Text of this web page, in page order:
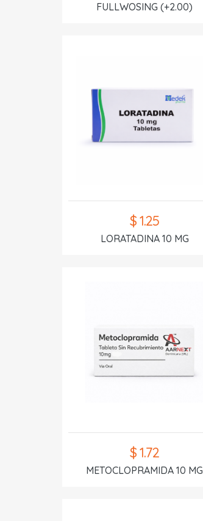
FULLWOSING (+2.00)
$ 1.25
LORATADINA 10 MG
$ 1.72
METOCLOPRAMIDA 10 MG